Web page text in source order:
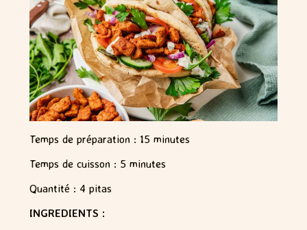
Temps de préparation : 15 minutes
Temps de cuisson : 5 minutes
Quantité : 4 pitas
INGREDIENTS :